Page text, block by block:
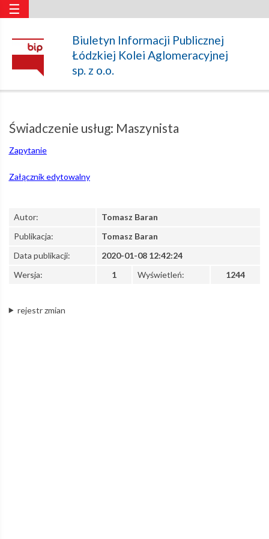
Świadczenie
usług:
Maszynista
–
Łódzka
Kolej
Aglomeracyjna
Biuletyn Informacji Publicznej
Łódzkiej Kolei Aglomeracyjnej
sp. z o.o.
☰
Świadczenie usług: Maszynista
Zapytanie
Załącznik edytowalny
Autor: Tomasz Baran
Wersja: 1 Wyświetleń: 1244
Publikacja:
Tomasz Baran
Data publikacji:
2020-01-08 12:42:24
rejestr zmian